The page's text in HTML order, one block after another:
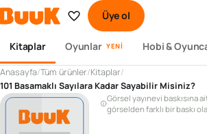
Üye ol
Kitaplar Oyunlar YENI Hobi &
Anasayfa/Tüm ürünler/Kitaplar/
101 Basamaklı Sayılara Kadar Sayabilir Misiniz?
Görsel yayınevi baskısına
görselden farklı bir baskı